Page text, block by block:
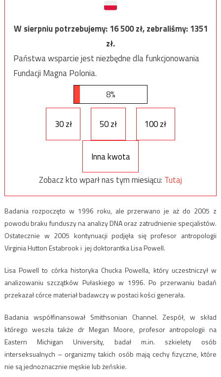
W sierpniu potrzebujemy:16 500zł, zebraliśmy:1351
zł.
Państwa wsparcie jest niezbędne dla funkcjonowania
Fundacji Magna Polonia.
8%
30 zł 50 zł 100 zł
Inna kwota
Zobacz kto wparł nas tym miesiącu: Tutaj
Badania rozpoczęto w 1996 roku, ale przerwano je aż do 2005 z
powodu braku funduszy na analizy DNA oraz zatrudnienie specjalistów.
Ostatecznie w 2005 kontynuacji podjęła się profesor antropologii
Virginia Hutton Estabrook i jej doktorantka Lisa Powell.
Lisa Powell to córka historyka Chucka Powella, który uczestniczył w
analizowaniu szczątków Pułaskiego w 1996. Po przerwaniu badań
przekazał córce materiał badawczy w postaci kości generała.
Badania współfinansował Smithsonian Channel. Zespół, w skład
którego weszła także dr Megan Moore, profesor antropologii na
Eastern Michigan University, badał m.in. szkielety osób
interseksualnych – organizmy takich osób mają cechy fizyczne, które
nie są jednoznacznie męskie lub żeńskie.